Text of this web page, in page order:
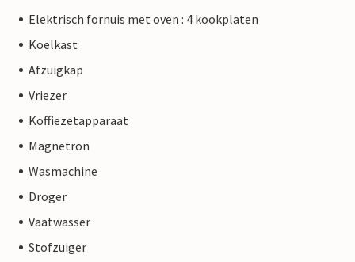
Elektrisch fornuis met oven : 4 kookplaten
Koelkast
Afzuigkap
Vriezer
Koffiezetapparaat
Magnetron
Wasmachine
Droger
Vaatwasser
Stofzuiger